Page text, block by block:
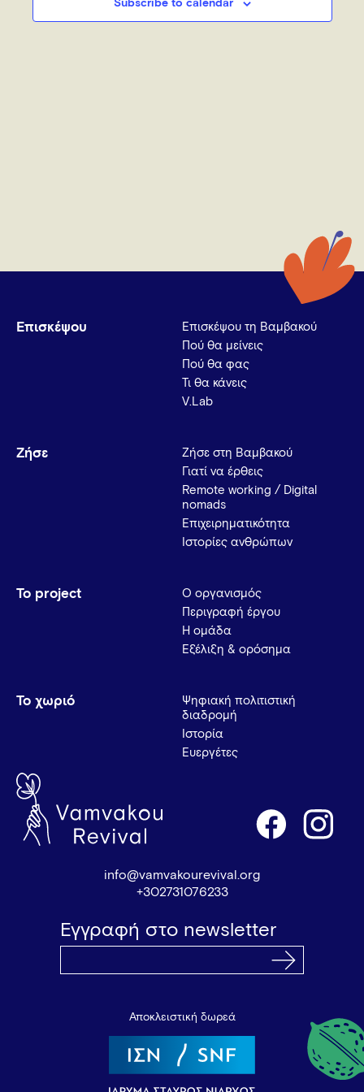
Subscribe to calendar
Επισκέψου
Επισκέψου τη Βαμβακού
Πού θα μείνεις
Πού θα φας
Τι θα κάνεις
V.Lab
Ζήσε
Ζήσε στη Βαμβακού
Γιατί να έρθεις
Remote working / Digital
nomads
Επιχειρηματικότητα
Ιστορίες ανθρώπων
Το project
Ο οργανισμός
Περιγραφή έργου
Η ομάδα
Εξέλιξη & ορόσημα
Το χωριό
Ψηφιακή πολιτιστική
διαδρομή
Ιστορία
Ευεργέτες
info@vamvakourevival.org
+302731076233
Εγγραφή στο newsletter
Αποκλειστική δωρεά